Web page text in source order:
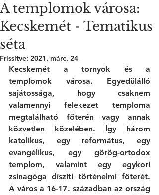
A templomok városa:
Kecskemét - Tematikus
séta
Frissítve: 2021. márc. 24.
Kecskemét a tornyok és a
templomok városa. Egyedülálló
sajátossága, hogy csaknem
valamennyi felekezet temploma
megtalálható főterén vagy annak
közvetlen közelében. Így három
katolikus, egy református, egy
evangélikus, egy görög-ortodox
templom, valamint egy egykori
zsinagóga díszíti történelmi főterét.
A város a 16-17. században az ország